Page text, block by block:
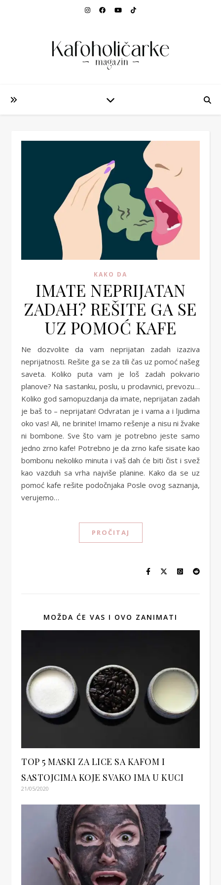
KAKO DA
IMATE NEPRIJATAN
ZADAH? REŠITE GA SE
UZ POMOĆ KAFE
Ne dozvolite da vam neprijatan zadah izaziva
neprijatnosti. Rešite ga se za tili čas uz pomoć našeg
saveta. Koliko puta vam je loš zadah pokvario
planove? Na sastanku, poslu, u prodavnici, prevozu…
Koliko god samopuzdanja da imate, neprijatan zadah
je baš to – neprijatan! Odvratan je i vama a i ljudima
oko vas! Ali, ne brinite! Imamo rešenje a nisu ni žvake
ni bombone. Sve što vam je potrebno jeste samo
jedno zrno kafe! Potrebno je da zrno kafe sisate kao
bombonu nekoliko minuta i vaš dah će biti čist i svež
kao vazduh sa vrha najviše planine. Kako da se uz
pomoć kafe rešite podočnjaka Posle ovog saznanja,
verujemo…
PROČITAJ
MOŽDA ĆE VAS I OVO ZANIMATI
TOP 5 MASKI ZA LICE SA KAFOM I
SASTOJCIMA KOJE SVAKO IMA U KUCI
21/05/2020